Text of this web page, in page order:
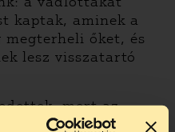
kaptak, aminek a
őket, és
lesz visszatartó
mert az